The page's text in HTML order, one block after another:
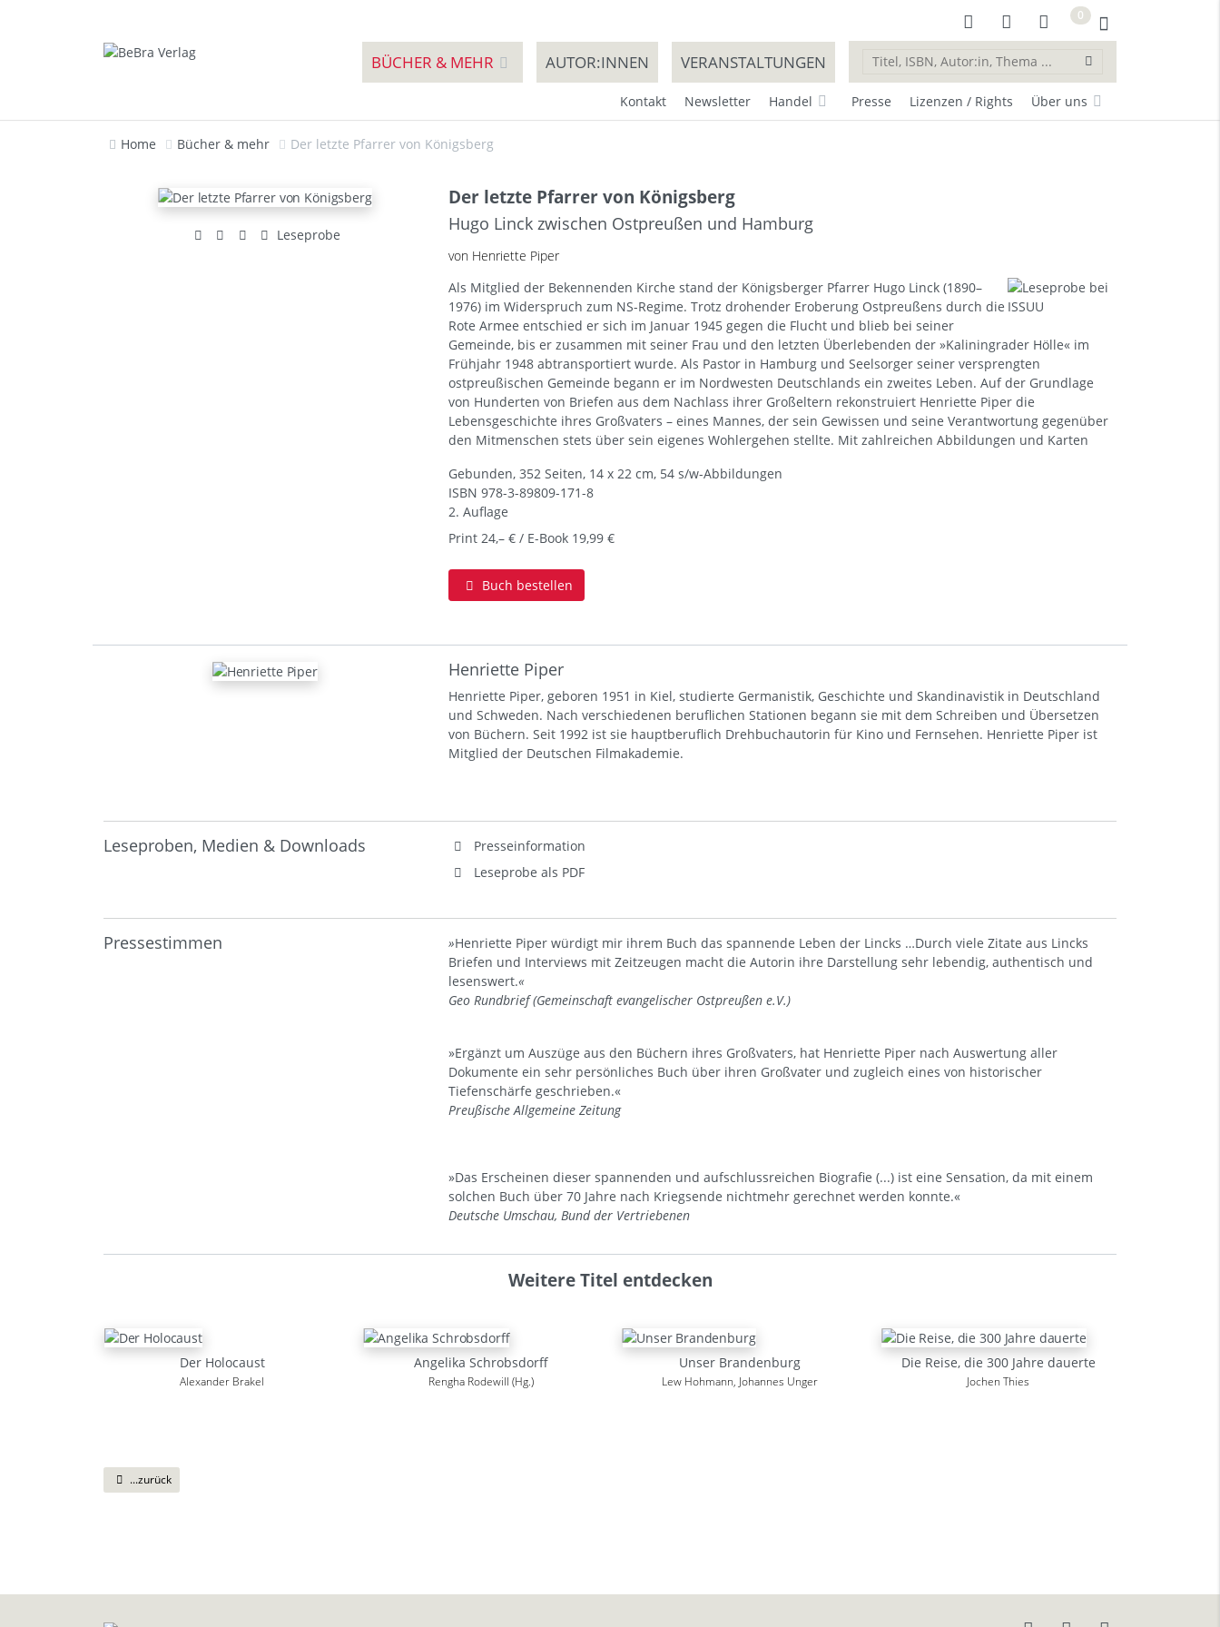
0
BÜCHER & MEHR AUTOR:INNEN VERANSTALTUNGEN
Kontakt Newsletter Handel Presse Lizenzen / Rights Über uns
Home Bücher & mehr Der letzte Pfarrer von Königsberg
Leseprobe
Der letzte Pfarrer von Königsberg
Hugo Linck zwischen Ostpreußen und Hamburg
von Henriette Piper
Als Mitglied der Bekennenden Kirche stand der Königsberger Pfarrer Hugo Linck (1890–
1976) im Widerspruch zum NS-Regime. Trotz drohender Eroberung Ostpreußens durch die
Rote Armee entschied er sich im Januar 1945 gegen die Flucht und blieb bei seiner
Gemeinde, bis er zusammen mit seiner Frau und den letzten Überlebenden der »Kaliningrader Hölle« im
Frühjahr 1948 abtransportiert wurde. Als Pastor in Hamburg und Seelsorger seiner versprengten
ostpreußischen Gemeinde begann er im Nordwesten Deutschlands ein zweites Leben. Auf der Grundlage
von Hunderten von Briefen aus dem Nachlass ihrer Großeltern rekonstruiert Henriette Piper die
Lebensgeschichte ihres Großvaters – eines Mannes, der sein Gewissen und seine Verantwortung gegenüber
den Mitmenschen stets über sein eigenes Wohlergehen stellte. Mit zahlreichen Abbildungen und Karten
Gebunden, 352 Seiten, 14 x 22 cm, 54 s/w-Abbildungen
ISBN 978-3-89809-171-8
2. Auflage
Print 24,– € / E-Book 19,99 €
Buch bestellen
Henriette Piper
Henriette Piper, geboren 1951 in Kiel, studierte Germanistik, Geschichte und Skandinavistik in Deutschland
und Schweden. Nach verschiedenen beruflichen Stationen begann sie mit dem Schreiben und Übersetzen
von Büchern. Seit 1992 ist sie hauptberuflich Drehbuchautorin für Kino und Fernsehen. Henriette Piper ist
Mitglied der Deutschen Filmakademie.
Leseproben, Medien & Downloads
Presseinformation
Leseprobe als PDF
Pressestimmen »Henriette Piper würdigt mir ihrem Buch das spannende Leben der Lincks …Durch viele Zitate aus Lincks
Briefen und Interviews mit Zeitzeugen macht die Autorin ihre Darstellung sehr lebendig, authentisch und
lesenswert.«
Geo Rundbrief (Gemeinschaft evangelischer Ostpreußen e.V.)
»Ergänzt um Auszüge aus den Büchern ihres Großvaters, hat Henriette Piper nach Auswertung aller
Dokumente ein sehr persönliches Buch über ihren Großvater und zugleich eines von historischer
Tiefenschärfe geschrieben.«
Preußische Allgemeine Zeitung
»Das Erscheinen dieser spannenden und aufschlussreichen Biografie (...) ist eine Sensation, da mit einem
solchen Buch über 70 Jahre nach Kriegsende nichtmehr gerechnet werden konnte.«
Deutsche Umschau, Bund der Vertriebenen
Weitere Titel entdecken
Der Holocaust
Alexander Brakel
Angelika Schrobsdorff
Rengha Rodewill (Hg.)
Unser Brandenburg
Lew Hohmann, Johannes Unger
Die Reise, die 300 Jahre dauerte
Jochen Thies
...zurück